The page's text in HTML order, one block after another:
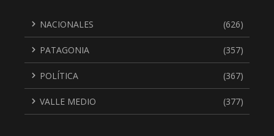
NACIONALES (626)
PATAGONIA (357)
POLÍTICA (367)
VALLE MEDIO (377)